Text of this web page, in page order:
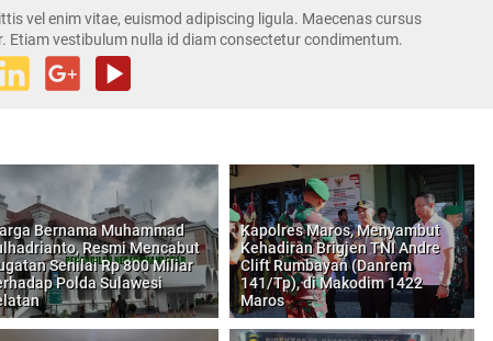
vel enim vitae, euismod adipiscing ligula. Maecenas cursus
Etiam vestibulum nulla id diam consectetur condimentum.
Bernama Muhammad
Resmi Mencabut
Senilai Rp 800 Miliar
Polda Sulawesi
Kapolres Maros, Menyambut
Kehadiran Brigjen TNI Andre
Clift Rumbayan (Danrem
141/Tp), di Makodim 1422
Maros